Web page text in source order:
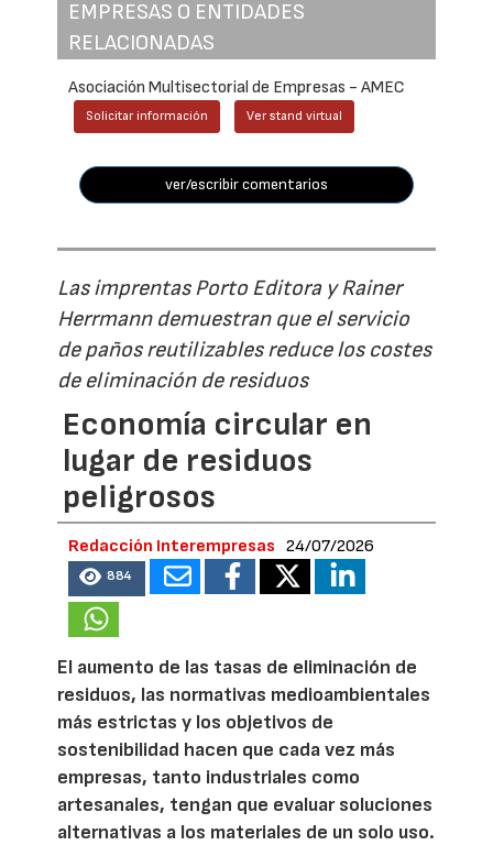
EMPRESAS O ENTIDADES
RELACIONADAS
Asociación Multisectorial de Empresas - AMEC
Solicitar información Ver stand virtual
ver/escribir comentarios
Las imprentas Porto Editora y Rainer
Herrmann demuestran que el servicio
de paños reutilizables reduce los costes
de eliminación de residuos
Economía circular en
lugar de residuos
peligrosos
Redacción Interempresas 24/07/2026
884
El aumento de las tasas de eliminación de
residuos, las normativas medioambientales
más estrictas y los objetivos de
sostenibilidad hacen que cada vez más
empresas, tanto industriales como
artesanales, tengan que evaluar soluciones
alternativas a los materiales de un solo uso.